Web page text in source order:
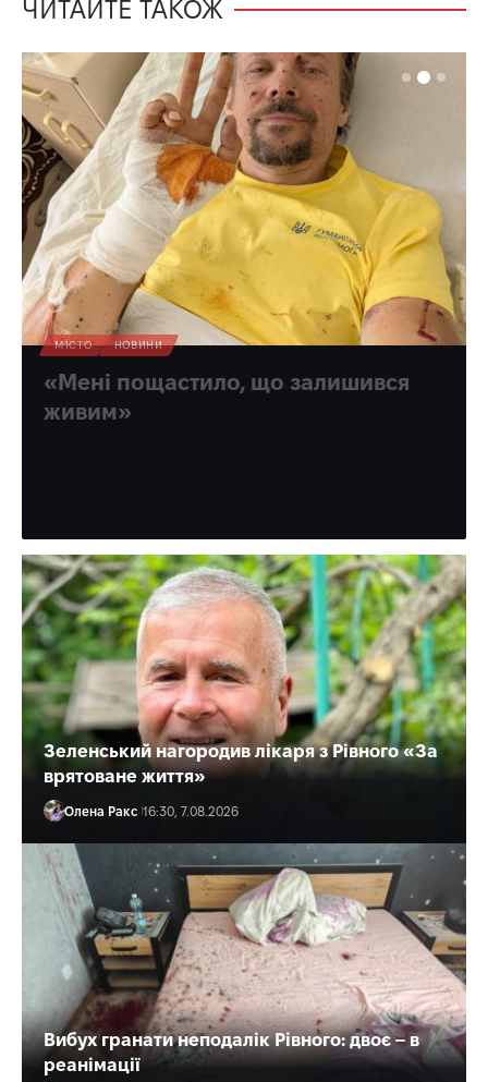
ЧИТАЙТЕ ТАКОЖ
МІСТО НОВИНИ
«Мені пощастило, що залишився
живим»
Зеленський нагородив лікаря з Рівного «За
врятоване життя»
Олена Ракс 16:30, 7.08.2026
Вибух гранати неподалік Рівного: двоє – в
реанімації